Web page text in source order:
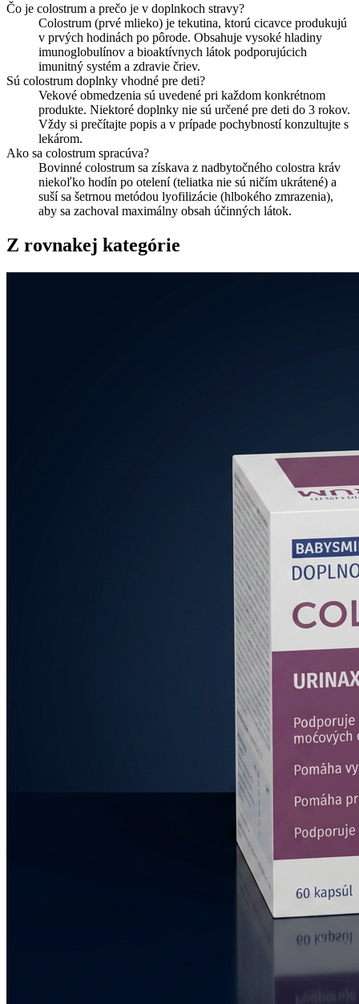
Čo je colostrum a prečo je v doplnkoch stravy?
Colostrum (prvé mlieko) je tekutina, ktorú cicavce produkujú
v prvých hodinách po pôrode. Obsahuje vysoké hladiny
imunoglobulínov a bioaktívnych látok podporujúcich
imunitný systém a zdravie čriev.
Sú colostrum doplnky vhodné pre deti?
Vekové obmedzenia sú uvedené pri každom konkrétnom
produkte. Niektoré doplnky nie sú určené pre deti do 3 rokov.
Vždy si prečítajte popis a v prípade pochybností konzultujte s
lekárom.
Ako sa colostrum spracúva?
Bovinné colostrum sa získava z nadbytočného colostra kráv
niekoľko hodín po otelení (teliatka nie sú ničím ukrátené) a
suší sa šetrnou metódou lyofilizácie (hlbokého zmrazenia),
aby sa zachoval maximálny obsah účinných látok.
Z rovnakej kategórie